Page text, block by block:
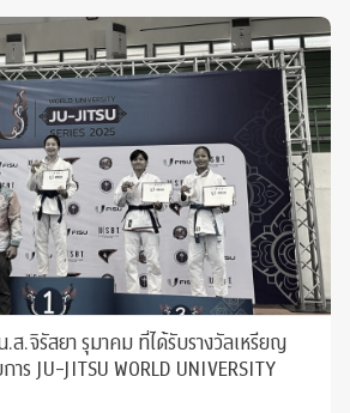
.จิรัสยา รุมาคม ที่ได้รับรางวัลเหรียญ
าร JU-JITSU WORLD UNIVERSITY